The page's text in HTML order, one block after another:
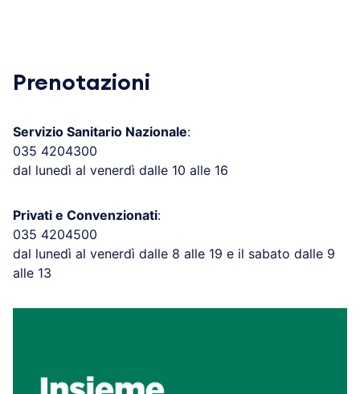
Prenotazioni
Servizio Sanitario Nazionale:
035 4204300
dal lunedì al venerdì dalle 10 alle 16
Privati e Convenzionati:
035 4204500
dal lunedì al venerdì dalle 8 alle 19 e il sabato dalle 9
alle 13